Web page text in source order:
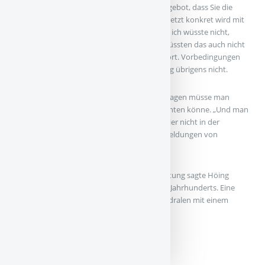
Nägel mit Köpfen: „Es gab das dezidierte Angebot, dass Sie die
Planungen weiter begleiten sollen, wenn es jetzt konkret wird mit
der Schule. Das haben wir versprochen, und ich wüsste nicht,
warum wir davon abweichen sollten.“ Wir wüssten das auch nicht
und nehmen den Oberbaudirektor beim Wort. Vorbedingungen
für unsere künftige Beteiligung nannte Höing übrigens nicht.
Er ergänzte aber noch, gerade in zentralen Lagen müsse man
darüber reden, in welchem Maß man verdichten könne. „Und man
streitet sich mal, das ist halt so. Wir sind ja hier nicht in der
Komfortzone.“ Er sei dankbar für die Rückmeldungen von
Im Vier-Augen-Gespräch nach der Veranstaltung sagte Höing
noch, Schulen seien die Kathedralen des 21. Jahrhunderts. Eine
schöne Formulierung, zumal es keine Kathedralen mit einem